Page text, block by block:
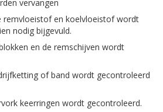
vervangen
remvloeistof en koelvloeistof wordt
nodig bijgevuld.
en de remschijven wordt
of band wordt gecontroleerd
keerringen wordt gecontroleerd.